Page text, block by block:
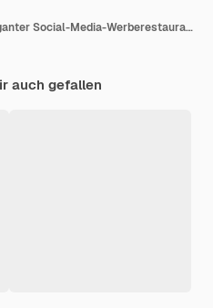
Vektorgeometrischer eleganter Social-Media-Werberestaurant-Social-Media-Beitrag für Lebensmittel
auch gefallen